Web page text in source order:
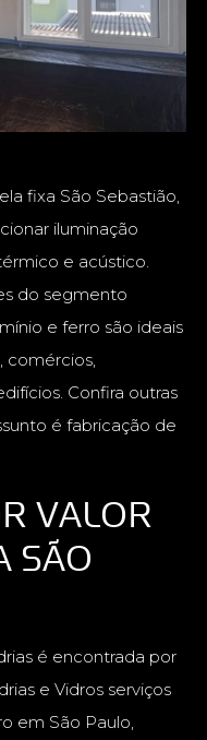
fixa São Sebastião,
iluminação
e acústico.
do segmento
e ferro são ideais
comércios,
Confira outras
é fabricação de
VALOR
SÃO
é encontrada por
e Vidros serviços
em São Paulo,